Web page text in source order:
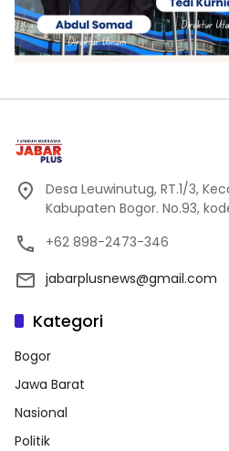
Desa Leuwinutug, RT.1/3,
Kabupaten Bogor. No.93,
+62 898-2473-346
jabarplusnews@gmail.com
Kategori
Bogor
Jawa Barat
Nasional
Politik